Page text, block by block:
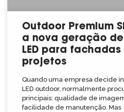
Outdoor Premium
a nova geração
LED para
projetos
Quando uma empresa decide
LED outdoor, normalmente
principais: qualidade de
facilidade de manutenção. Mas